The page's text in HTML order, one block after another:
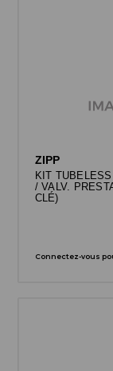
ZIPP
KIT
/ VALV.
CLÉ)
Connectez-vous